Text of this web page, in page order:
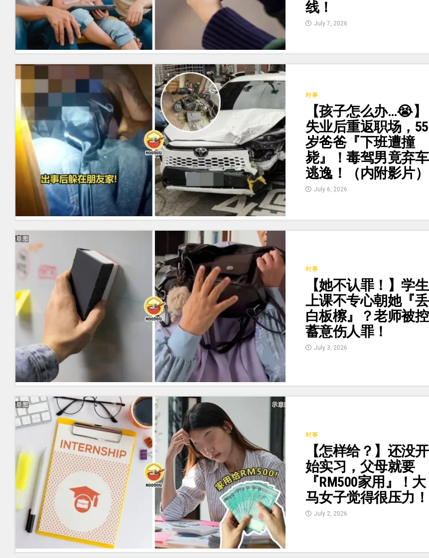
线！
July 7, 2026
时事
【孩子怎么办…😭】
失业后重返职场，55
岁爸爸『下班遭撞
毙』！毒驾男竟弃车
逃逸！（内附影片）
July 6, 2026
时事
【她不认罪！】学生
上课不专心朝她『丢
白板檫』？老师被控
蓄意伤人罪！
July 3, 2026
时事
【怎样给？】还没开
始实习，父母就要
『RM500家用』！大
马女子觉得很压力！
July 2, 2026